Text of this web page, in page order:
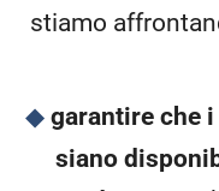
stiamo
garantire che
siano